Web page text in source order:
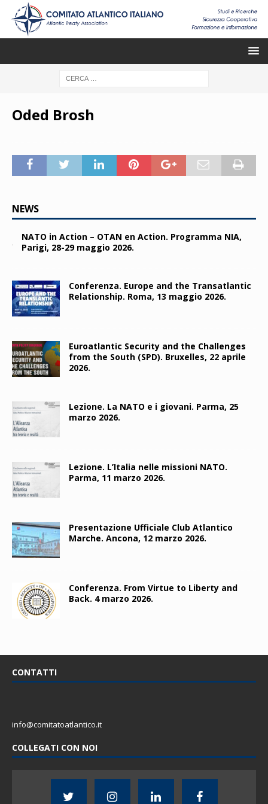
Oded Brosh
NEWS
NATO in Action – OTAN en Action. Programma NIA,
Parigi, 28-29 maggio 2026.
Conferenza. Europe and the Transatlantic
Relationship. Roma, 13 maggio 2026.
Euroatlantic Security and the Challenges
from the South (SPD). Bruxelles, 22 aprile
2026.
Lezione. La NATO e i giovani. Parma, 25
marzo 2026.
Lezione. L’Italia nelle missioni NATO.
Parma, 11 marzo 2026.
Presentazione Ufficiale Club Atlantico
Marche. Ancona, 12 marzo 2026.
Conferenza. From Virtue to Liberty and
Back. 4 marzo 2026.
CONTATTI
info@comitatoatlantico.it
COLLEGATI CON NOI